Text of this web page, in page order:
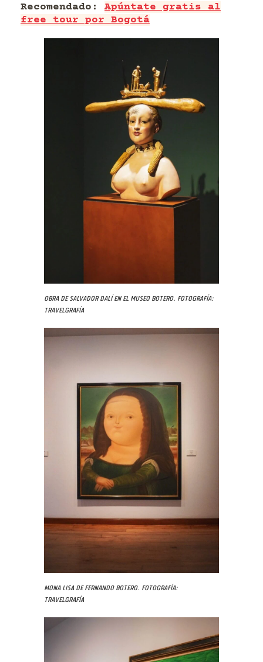
Recomendado:
Apúntate gratis al
free tour por Bogotá
Obra de Salvador Dalí en el Museo Botero. Fotografía:
Travelgrafía
Mona Lisa de Fernando Botero. Fotografía:
Travelgrafía